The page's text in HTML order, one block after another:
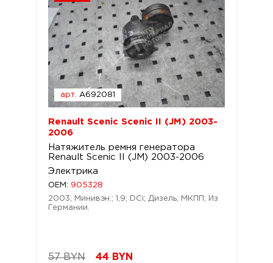
арт. A692081
Renault Scenic Scenic II (JM) 2003-
2006
Натяжитель ремня генератора
Renault Scenic II (JM) 2003-2006
Электрика
OEM: 905328
2003; Минивэн.; 1,9; DCi; Дизель; МКПП; Из
Германии.
57 BYN 44 BYN